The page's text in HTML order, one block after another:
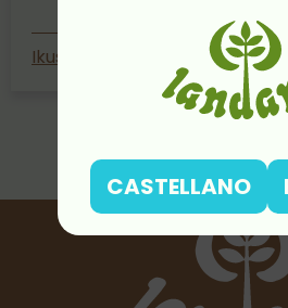
Ikusi jarduera
CASTELLANO